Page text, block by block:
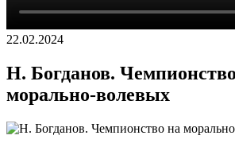
22.02.2024
Н. Богданов.
морально-волевых